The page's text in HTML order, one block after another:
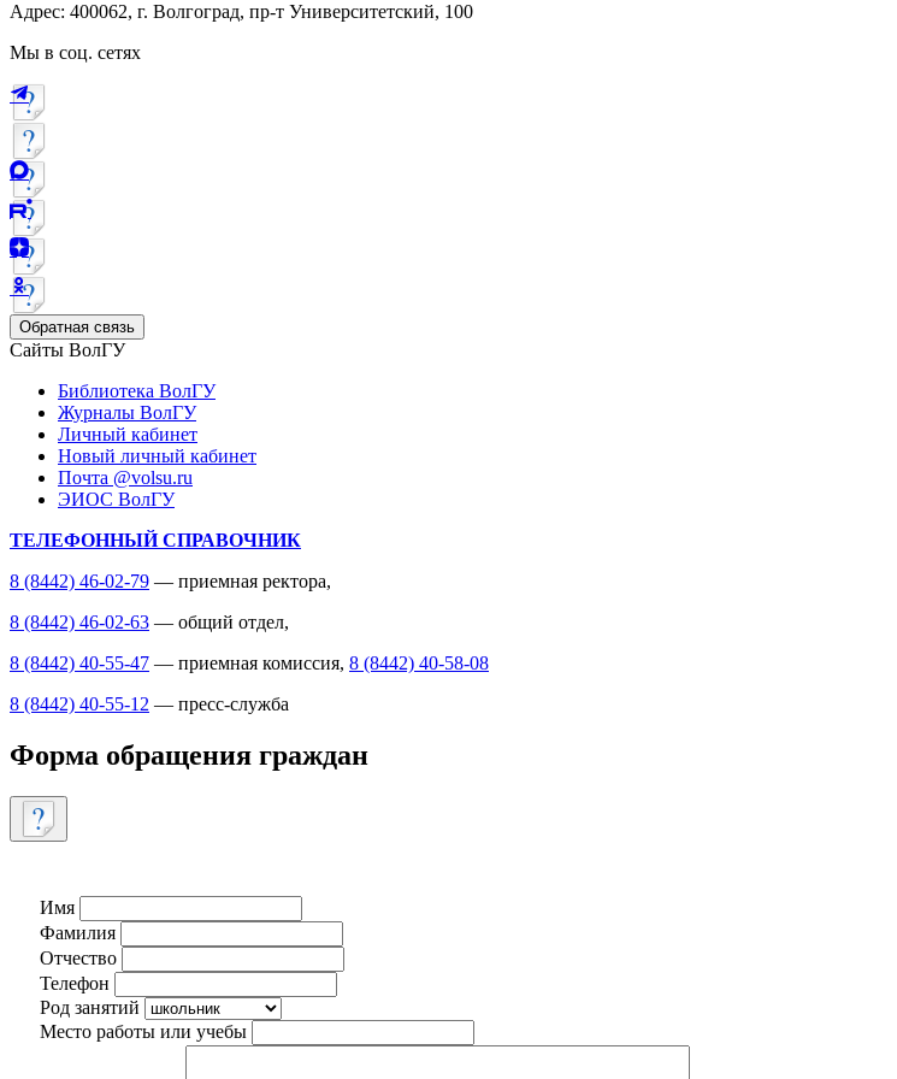
Адрес: 400062, г. Волгоград, пр-т Университетский, 100
Мы в соц. сетях
Обратная связь
Сайты ВолГУ
Библиотека ВолГУ
Журналы ВолГУ
Личный кабинет
Новый личный кабинет
Почта @volsu.ru
ЭИОС ВолГУ
ТЕЛЕФОННЫЙ СПРАВОЧНИК
8 (8442) 46-02-79 — приемная ректора,
8 (8442) 46-02-63 — общий отдел,
8 (8442) 40-55-47 — приемная комиссия, 8 (8442) 40-58-08
8 (8442) 40-55-12 — пресс-служба
Форма обращения граждан
Имя
Фамилия
Отчество
Телефон
Род занятий
Место работы или учебы